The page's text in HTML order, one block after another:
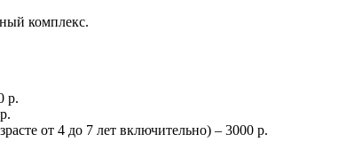
комплекс.
р.
от 4 до 7 лет включительно) – 3000 р.